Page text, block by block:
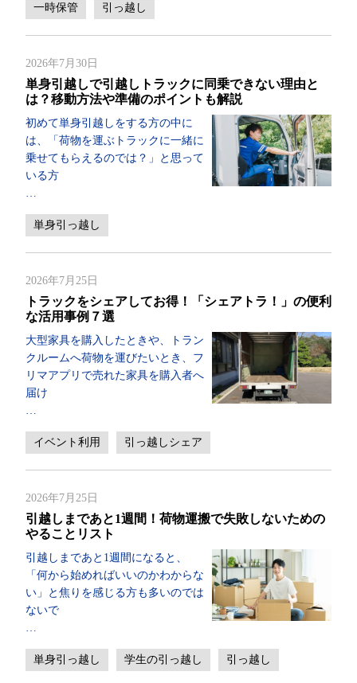
一時保管 引っ越し
2026年7月30日
単身引越しで引越しトラックに同乗できない理由と
は？移動方法や準備のポイントも解説
初めて単身引越しをする方の中に
は、「荷物を運ぶトラックに一緒に
乗せてもらえるのでは？」と思って
いる方
単身引っ越し
2026年7月25日
トラックをシェアしてお得！「シェアトラ！」の便利
な活用事例７選
大型家具を購入したときや、トラン
クルームへ荷物を運びたいとき、フ
リマアプリで売れた家具を購入者へ
届け
イベント利用 引っ越しシェア
2026年7月25日
引越しまであと1週間！荷物運搬で失敗しないための
やることリスト
引越しまであと1週間になると、
「何から始めればいいのかわからな
い」と焦りを感じる方も多いのでは
ないで
単身引っ越し 学生の引っ越し 引っ越し